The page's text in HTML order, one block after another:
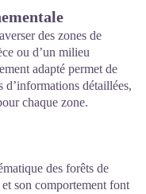
des zones de
ou d’un milieu
adapté permet de
détaillées,
chaque zone.
des forêts de
son comportement font